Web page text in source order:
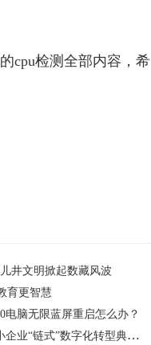
cpu检测全部内容，希
井文明掀起数藏风波
育更智慧
电脑无限蓝屏重启怎么办？
找钢网工业云SaaS入选2022年度中小企业“链式”数字化转型典型案例